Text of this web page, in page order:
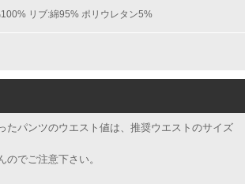
リブ:綿95% ポリウレタン5%
たパンツのウエスト値は、推奨ウエストのサイズ
のでご注意下さい。